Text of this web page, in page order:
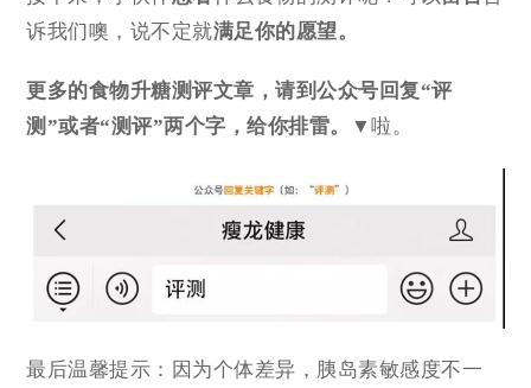
诉我们噢，说不定就满足你的愿望。
更多的食物升糖测评文章，请到公众号回复“评
测”或者“测评”两个字，给你排雷。
▼啦。
最后温馨提示：因为个体差异，胰岛素敏感度不一